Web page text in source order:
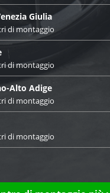
Giulia
di montaggio
di montaggio
Alto Adige
di montaggio
di montaggio